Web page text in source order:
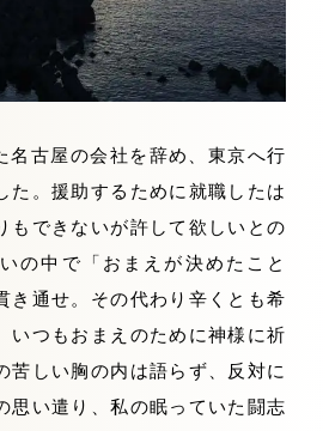
名古屋の会社を辞め、東京へ行
た。援助するために就職したは
もできないが許して欲しいとの
の中で「おまえが決めたこと
き通せ。その代わり辛くとも希
いつもおまえのために神様に祈
苦しい胸の内は語らず、反対に
思い遣り、私の眠っていた闘志